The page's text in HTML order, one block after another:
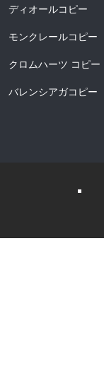
ディオールコピー
モンクレールコピー
クロムハーツ コピー
バレンシアガコピー